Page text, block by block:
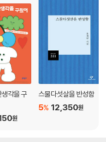
각을 구
원
스물다섯살을 반성함
12,350원
5%